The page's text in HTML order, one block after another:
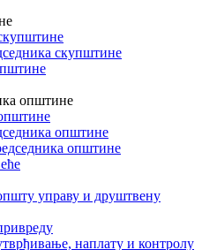
скупштине
општине
општине
општине
управу и друштвену
наплату и контролу